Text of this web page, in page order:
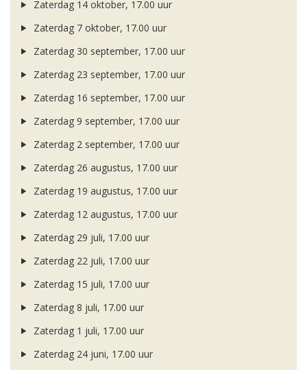
Zaterdag 14 oktober, 17.00 uur
Zaterdag 7 oktober, 17.00 uur
Zaterdag 30 september, 17.00 uur
Zaterdag 23 september, 17.00 uur
Zaterdag 16 september, 17.00 uur
Zaterdag 9 september, 17.00 uur
Zaterdag 2 september, 17.00 uur
Zaterdag 26 augustus, 17.00 uur
Zaterdag 19 augustus, 17.00 uur
Zaterdag 12 augustus, 17.00 uur
Zaterdag 29 juli, 17.00 uur
Zaterdag 22 juli, 17.00 uur
Zaterdag 15 juli, 17.00 uur
Zaterdag 8 juli, 17.00 uur
Zaterdag 1 juli, 17.00 uur
Zaterdag 24 juni, 17.00 uur